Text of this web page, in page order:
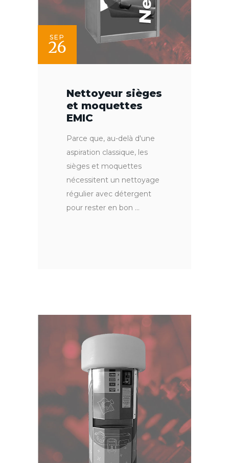
SEP
26
Nettoyeur sièges
et moquettes
EMIC
Parce que, au-delà d'une
aspiration classique, les
sièges et moquettes
nécessitent un nettoyage
régulier avec détergent
pour rester en bon